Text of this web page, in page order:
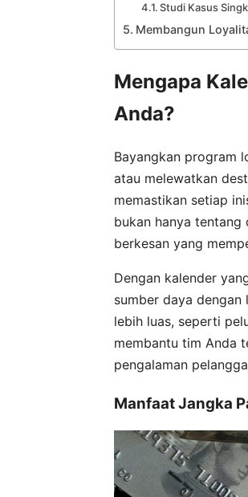
Studi Kasus
Membangun
Mengapa
Anda?
Bayangkan program
atau melewatkan
memastikan setiap
bukan hanya
berkesan yang
Dengan kalender
sumber daya
lebih luas, seperti
membantu tim Anda
pengalaman
Manfaat Jangka